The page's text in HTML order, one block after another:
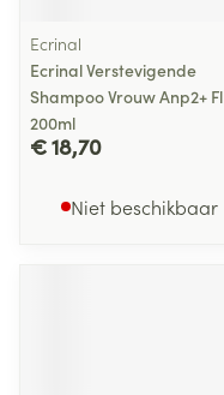
Ecrinal
Ecrinal Verstevigende
Shampoo Vrouw Anp2+ Fl
200ml
€ 18,70
Niet beschikbaar